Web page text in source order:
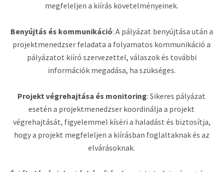
megfeleljen a kiírás követelményeinek.
Benyújtás és kommunikáció: A pályázat benyújtása után a
projektmenedzser feladata a folyamatos kommunikáció a
pályázatot kiíró szervezettel, válaszok és további
információk megadása, ha szükséges.
Projekt végrehajtása és monitoring: Sikeres pályázat
esetén a projektmenedzser koordinálja a projekt
végrehajtását, figyelemmel kíséri a haladást és biztosítja,
hogy a projekt megfeleljen a kiírásban foglaltaknak és az
elvárásoknak.